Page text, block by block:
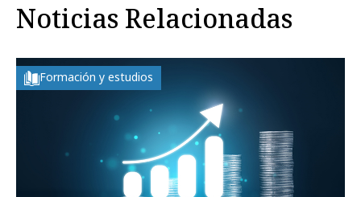
Noticias Relacionadas
Formación y estudios